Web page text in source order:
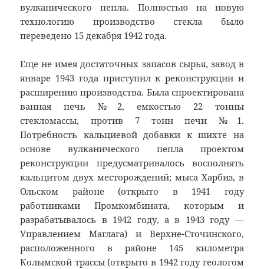
вулканического пепла. Полностью на новую
технологию производство стекла было
переведено 15 декабря 1942 года.
Еще не имея достаточных запасов сырья, завод в
январе 1943 года приступил к реконструкции и
расширению производства. Была спроектирована
ванная печь №2, емкостью 22 тонны
стекломассы, против 7 тонн печи №1.
Потребность кальциевой добавки к шихте на
основе вулканического пепла проектом
реконструкции предусматривалось восполнять
кальцитом двух месторождений; мыса Харбиз, в
Ольском районе (открыто в 1941 году
работниками Промкомбината, которым и
разрабатывалось в 1942 году, а в 1943 году —
Управлением Маглага) и Верхне-Сточинского,
расположенного в районе 145 километра
Колымской трассы (открыто в 1942 году геологом